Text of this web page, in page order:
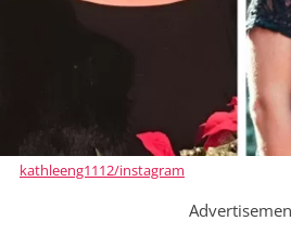
kathleeng1112/instagram